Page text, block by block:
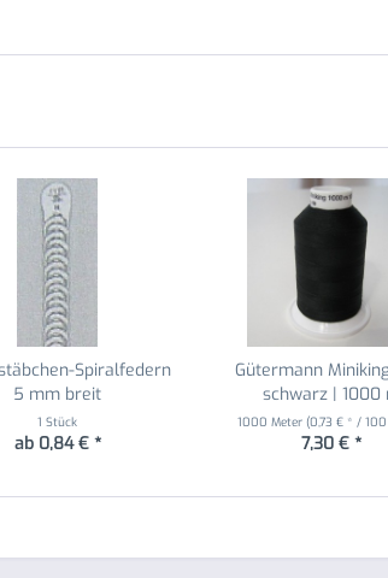
Spiralfedern
5 mm breit
1 Stück
ab 0,84 € *
Gütermann
schwarz | 1000
1000 Meter(0,73 € * /
7,30 € *